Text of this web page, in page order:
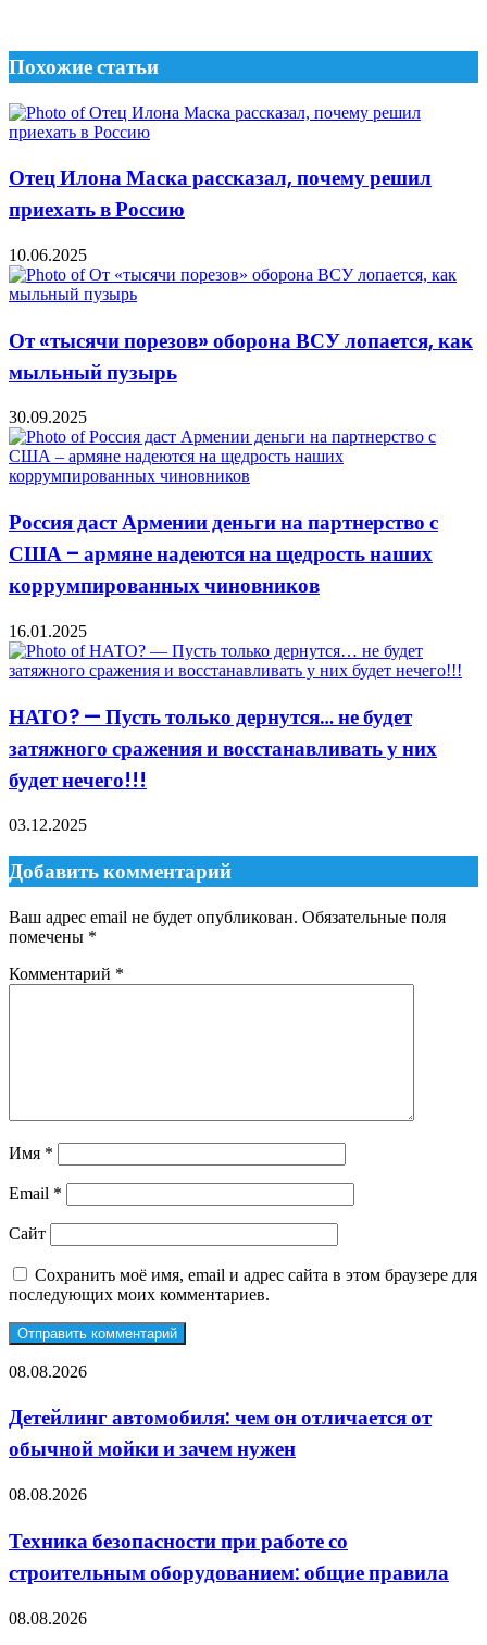
Похожие статьи
Отец Илона Маска рассказал, почему решил
приехать в Россию
10.06.2025
От «тысячи порезов» оборона ВСУ лопается, как
мыльный пузырь
30.09.2025
Россия даст Армении деньги на партнерство с
США – армяне надеются на щедрость наших
коррумпированных чиновников
16.01.2025
НАТО? — Пусть только дернутся… не будет
затяжного сражения и восстанавливать у них
будет нечего!!!
03.12.2025
Добавить комментарий
Ваш адрес email не будет опубликован. Обязательные поля
помечены *
Комментарий *
Имя *
Email *
Сайт
Сохранить моё имя, email и адрес сайта в этом браузере для
последующих моих комментариев.
Детейлинг
чем
он
отличается
обычной
зачем
нужен
08.08.2026
Детейлинг автомобиля: чем он отличается от
обычной мойки и зачем нужен
Техника
при
работе
со
оборудованием:
общие
08.08.2026
Техника безопасности при работе со
строительным оборудованием: общие правила
Обзор
08.08.2026